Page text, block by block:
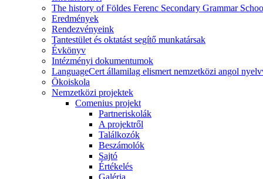
The history of Földes Ferenc Secondary Grammar
Eredmények
Rendezvényeink
Tantestület és oktatást segítő munkatársak
Évkönyv
Intézményi dokumentumok
LanguageCert államilag elismert nemzetközi angol
Ökoiskola
Nemzetközi projektek
Comenius projekt
Partneriskolák
A projektről
Találkozók
Beszámolók
Sajtó
Értékelés
Galéria